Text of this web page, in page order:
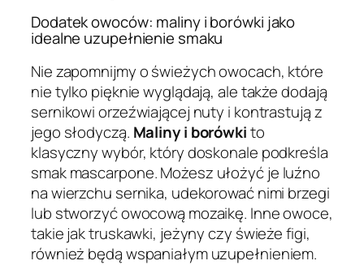
Dodatek owoców: maliny i borówki jako
idealne uzupełnienie smaku
Nie zapomnijmy o świeżych owocach, które
nie tylko pięknie wyglądają, ale także dodają
sernikowi orzeźwiającej nuty i kontrastują z
jego słodyczą. Maliny i borówkito
klasyczny wybór, który doskonale podkreśla
smak mascarpone. Możesz ułożyć je luźno
na wierzchu sernika, udekorować nimi brzegi
lub stworzyć owocową mozaikę. Inne owoce,
takie jak truskawki, jeżyny czy świeże figi,
również będą wspaniałym uzupełnieniem.